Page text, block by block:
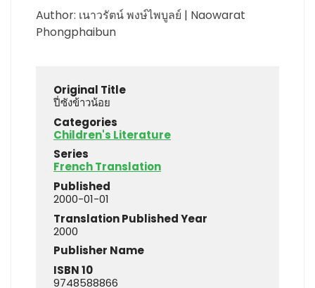
Author: เนาวรัตน์ พงษ์ไพบูลย์ | Naowarat
Phongphaibun
Original Title
ปี่ซังข้าวน้อย
Categories
Children's Literature
Series
French Translation
Published
2000-01-01
Translation Published Year
2000
Publisher Name
ISBN 10
9748588866